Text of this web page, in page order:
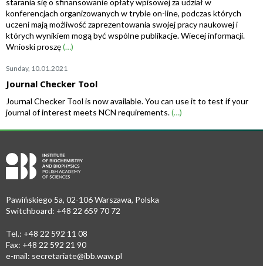
starania się o sfinansowanie opłaty wpisowej za udział w
konferencjach organizowanych w trybie on-line, podczas których
uczeni mają możliwość zaprezentowania swojej pracy naukowej i
których wynikiem mogą być wspólne publikacje. Wiecej informacji.
Wnioski proszę(…)
Sunday, 10.01.2021
Journal Checker Tool
Journal Checker Tool is now available. You can use it to test if your
journal of interest meets NCN requirements.(…)
Pawińskiego 5a, 02-106 Warszawa, Polska
Switchboard: +48 22 659 70 72
Tel.: +48 22 592 11 08
Fax: +48 22 592 21 90
e-mail: secretariate@ibb.waw.pl